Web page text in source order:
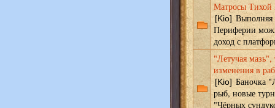
Матросы Тихой
[Kio] Выполняя
Периферии
доход с
"Летучая
изменения в
[Kio] Баночка
рыб, новые
"Чёрных